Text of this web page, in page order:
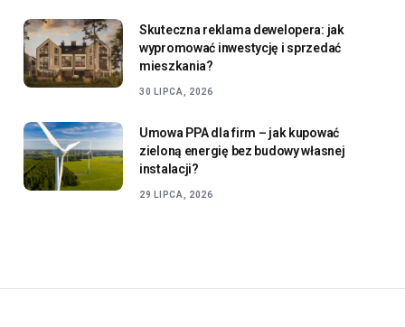
Skuteczna reklama dewelopera: jak
wypromować inwestycję i sprzedać
mieszkania?
30 LIPCA, 2026
Umowa PPA dla firm – jak kupować
zieloną energię bez budowy własnej
instalacji?
29 LIPCA, 2026